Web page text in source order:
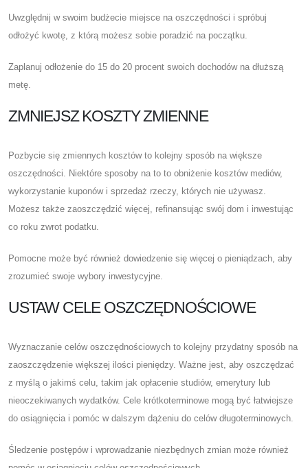
Uwzględnij w swoim budżecie miejsce na oszczędności i spróbuj
odłożyć kwotę, z którą możesz sobie poradzić na początku.
Zaplanuj odłożenie do 15 do 20 procent swoich dochodów na dłuższą
metę.
ZMNIEJSZ KOSZTY ZMIENNE
Pozbycie się zmiennych kosztów to kolejny sposób na większe
oszczędności. Niektóre sposoby na to to obniżenie kosztów mediów,
wykorzystanie kuponów i sprzedaż rzeczy, których nie używasz.
Możesz także zaoszczędzić więcej, refinansując swój dom i inwestując
co roku zwrot podatku.
Pomocne może być również dowiedzenie się więcej o pieniądzach, aby
zrozumieć swoje wybory inwestycyjne.
USTAW CELE OSZCZĘDNOŚCIOWE
Wyznaczanie celów oszczędnościowych to kolejny przydatny sposób na
zaoszczędzenie większej ilości pieniędzy. Ważne jest, aby oszczędzać
z myślą o jakimś celu, takim jak opłacenie studiów, emerytury lub
nieoczekiwanych wydatków. Cele krótkoterminowe mogą być łatwiejsze
do osiągnięcia i pomóc w dalszym dążeniu do celów długoterminowych.
Śledzenie postępów i wprowadzanie niezbędnych zmian może również